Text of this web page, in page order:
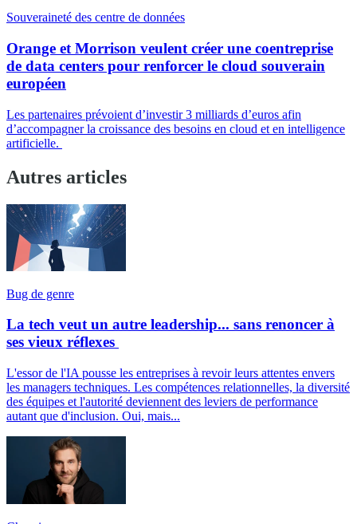
Souveraineté des centre de données
Orange et Morrison veulent créer une coentreprise
de data centers pour renforcer le cloud souverain
européen
Les partenaires prévoient d’investir 3 milliards d’euros afin
d’accompagner la croissance des besoins en cloud et en intelligence
artificielle.
Autres articles
Bug de genre
La tech veut un autre leadership... sans renoncer à
ses vieux réflexes
L'essor de l'IA pousse les entreprises à revoir leurs attentes envers
les managers techniques. Les compétences relationnelles, la diversité
des équipes et l'autorité deviennent des leviers de performance
autant que d'inclusion. Oui, mais...